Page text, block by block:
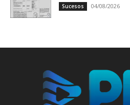
Sucesos 04/08/2026